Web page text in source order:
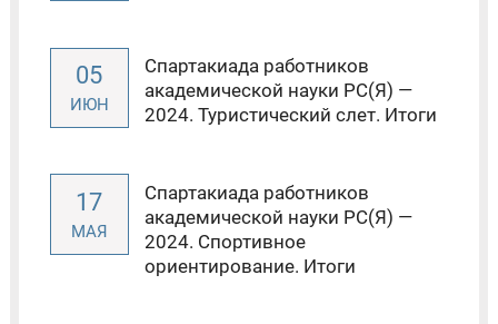
05
ИЮН
Спартакиада работников
академической науки РС(Я) —
2024. Туристический слет. Итоги
17
МАЯ
Спартакиада работников
академической науки РС(Я) —
2024. Спортивное
ориентирование. Итоги